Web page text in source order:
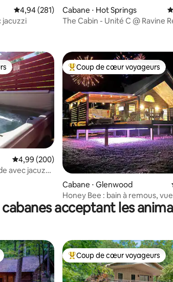
: 4,97 sur 5
Évaluation moyenne sur la base de 281
4,94 (281)
jacuzzi
Cabane ⋅ Hot Springs
The Cabin - Unité C @ Ravine
: 4,97 sur 5
les plus appréciés
Évaluation moyenne sur la base de 200
4,99 (200)
avec jacuzzi,
Coups de cœur voyageurs les
Coup de cœur voyageurs
Cabane ⋅ Glenwood
Honey Bee : bain à remous,
montagne + hamac + foyer
acceptant les
Coups de cœur voyageurs les
Coup de cœur voyageurs